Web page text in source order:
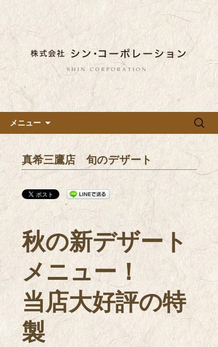
都内に5店舗展開している蕎麦
のお店「真希（しんき）」を運
営する「株式会社シン・コーポ
レーション」のブログ
東京都内に5店舗ある美味しい蕎麦のお
店「真希（しんき）」と運営の「株式
会社シン・コーポレーション」の新着
情報はこちら。店舗によって24時間営
業、宴会なども承っております。季節
のメニューも豊富にご用意。
メニュー
検
真希三鷹店 旬のデザート
秋の新デザート
メニュー！
当店大好評の特
製